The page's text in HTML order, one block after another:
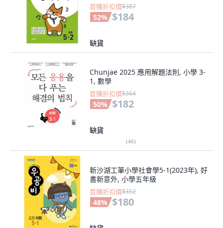
首購折扣價$387
52% $184
缺貨
Chunjae 2025 應用解題法則, 小學 3-
1, 數學
首購折扣價$364
50% $182
缺貨
(46)
新沙湖工筆小學社會學5-1(2023年), 好
書新意外, 小學五年級
首購折扣價$352
48% $180